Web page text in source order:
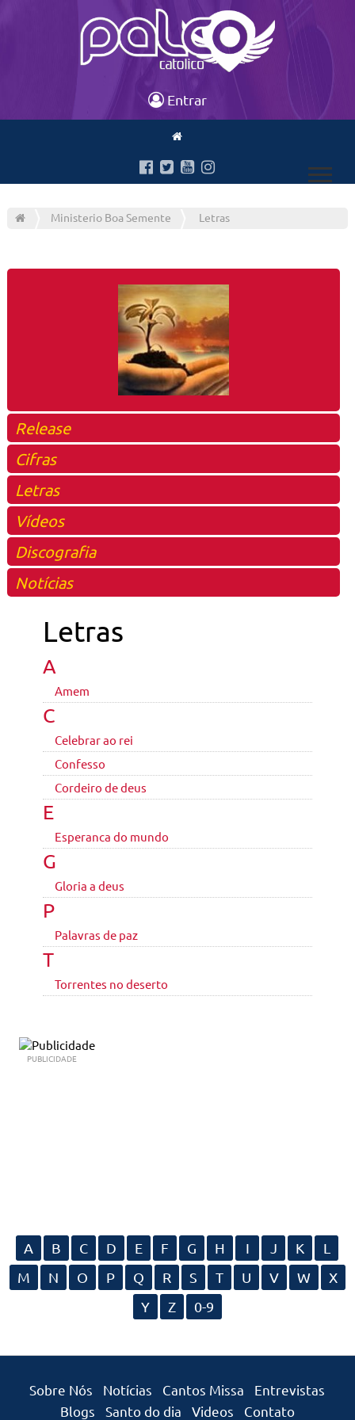
Entrar
Ministerio Boa Semente Letras
Release
Cifras
Letras
Vídeos
Discografia
Notícias
Letras
A
Amem
C
Celebrar ao rei
Confesso
Cordeiro de deus
E
Esperanca do mundo
G
Gloria a deus
P
Palavras de paz
T
Torrentes no deserto
PUBLICIDADE
A B C D E F G H I J K
L
M
N O P Q R S T U V W
X
Y
Z 0-9
Sobre Nós Notícias Cantos Missa
Entrevistas
Blogs
Santo do dia Videos Contato